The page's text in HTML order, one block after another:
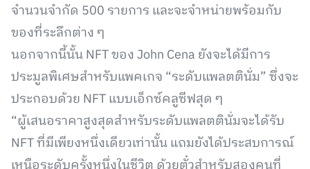
จำนวนจำกัด 500 รายการ และจะจำหน่ายพร้อมกับ
ของที่ระลึกต่าง ๆ
นอกจากนี้นั้น NFT ของ John Cena ยังจะได้มีการ
ประมูลพิเศษสำหรับแพคเกจ “ระดับแพลตตินั่ม” ซึ่งจะ
ประกอบด้วย NFT แบบเอ็กซ์คลูซีฟสุด ๆ
“ผู้เสนอราคาสูงสุดสำหรับระดับแพลตตินั่มจะได้รับ
NFT ที่มีเพียงหนึ่งเดียวเท่านั้น แถมยังได้ประสบการณ์